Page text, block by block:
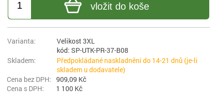
vložit do koše
Velikost 3XL
kód: SP-UTK-PR-37-B08
Předpokládané naskladnění do 14-21 dnů (je-li
skladem u dodavatele)
909,09 Kč
1 100 Kč